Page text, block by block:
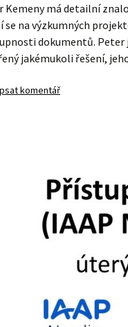
Kemeny má detailní
se na výzkumných
dokumentů. Peter
jakémukoli řešení,
komentář